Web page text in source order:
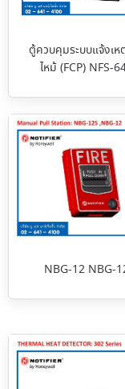
ตู้ควบคุมระบบแจ้งเห
ไหม้ (FCP) NFS-
NBG-12 NBG-